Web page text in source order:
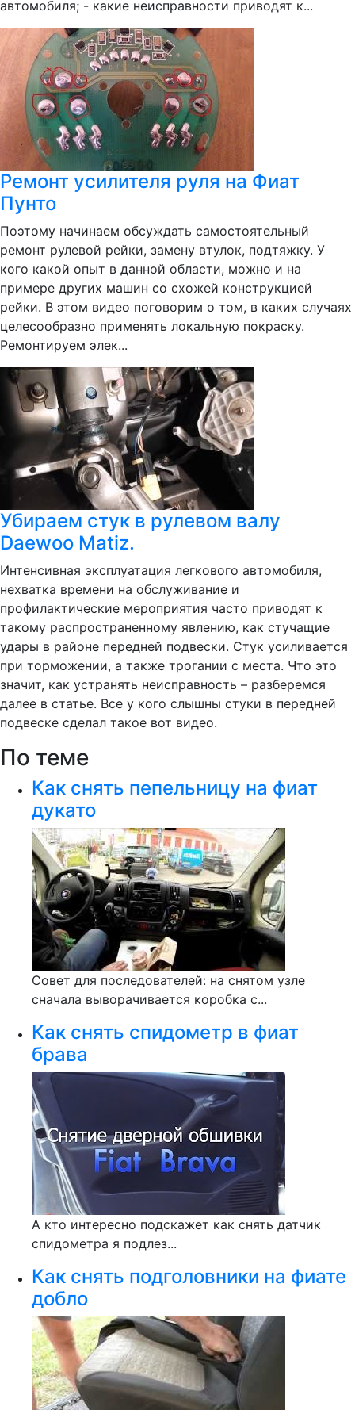
автомобиля; - какие неисправности приводят к...
Ремонт усилителя руля на Фиат
Пунто
Поэтому начинаем обсуждать самостоятельный
ремонт рулевой рейки, замену втулок, подтяжку. У
кого какой опыт в данной области, можно и на
примере других машин со схожей конструкцией
рейки. В этом видео поговорим о том, в каких случаях
целесообразно применять локальную покраску.
Ремонтируем элек...
Убираем стук в рулевом валу
Daewoo Matiz.
Интенсивная эксплуатация легкового автомобиля,
нехватка времени на обслуживание и
профилактические мероприятия часто приводят к
такому распространенному явлению, как стучащие
удары в районе передней подвески. Стук усиливается
при торможении, а также трогании с места. Что это
значит, как устранять неисправность – разберемся
далее в статье. Все у кого слышны стуки в передней
подвеске сделал такое вот видео.
По теме
Как снять пепельницу на фиат
дукато
Совет для последователей: на снятом узле
сначала выворачивается коробка с...
Как снять спидометр в фиат
брава
А кто интересно подскажет как снять датчик
спидометра я подлез...
Как снять подголовники на фиате
добло